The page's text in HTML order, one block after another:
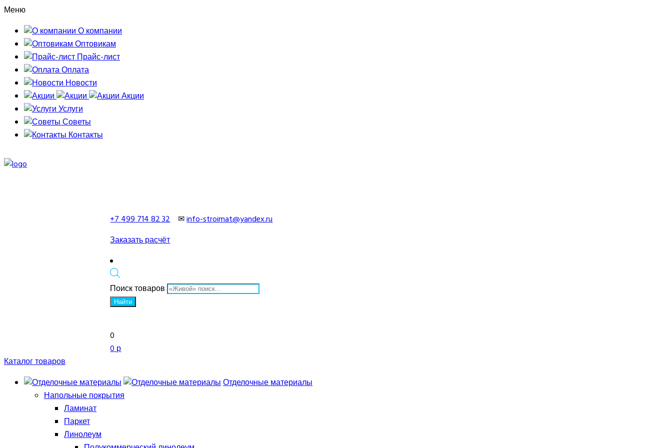
Меню
О компании
Оптовикам
Прайс-лист
Оплата
Новости
Акции
Услуги
Советы
Контакты
+7 499 714 82 32✉info-stroimat@yandex.ru
Заказать расчёт
Поиск товаров
Найти
0
0 р
Каталог товаров
Отделочные материалы
Напольные покрытия
Ламинат
Паркет
Линолеум